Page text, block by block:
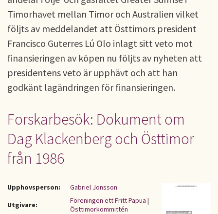
Timorhavet mellan Timor och Australien vilket
följts av meddelandet att Östtimors president
Francisco Guterres Lú Olo inlagt sitt veto mot
finansieringen av köpen nu följts av nyheten att
presidentens veto är upphävt och att han
godkänt lagändringen för finansieringen.
Forskarbesök: Dokument om
Dag Klackenberg och Östtimor
från 1986
Upphovsperson:
Gabriel Jonsson
Utgivare:
Föreningen ett Fritt Papua |
Östtimorkommittén